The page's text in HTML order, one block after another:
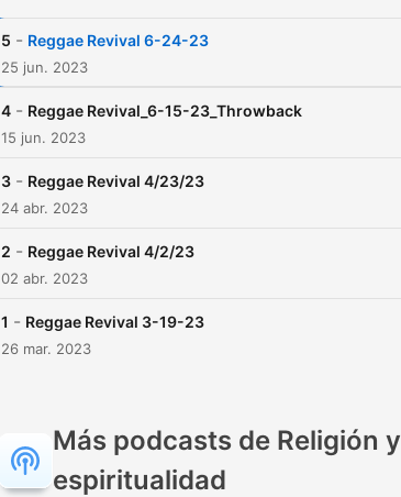
5 - Reggae Revival 6-24-23
25 jun. 2023
4 - Reggae Revival_6-15-23_Throwback
15 jun. 2023
3 - Reggae Revival 4/23/23
24 abr. 2023
2 - Reggae Revival 4/2/23
02 abr. 2023
1 - Reggae Revival 3-19-23
26 mar. 2023
Más podcasts de Religión y
espiritualidad